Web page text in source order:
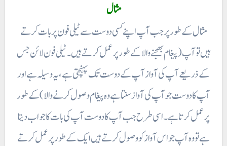
مثال
مثال کے طور پر جب آپ اپنے کسی دوست سے ٹیلی فون پر بات کرتے
ہیں تو آپ ( پیغام بھجنے والا کے طور پر عمل کرتے ہیں ۔ ٹیلی فون لائن جس
کے ذریعے آپ کی آواز آپ کے دوست تک پہنچتی ہے، یہ وسیلہ ہے اور
آپ کا دوست جو آپ کی آواز سنتا ہے وہ پیغام وصول کرنے والا ) کے طور
پر عمل کرتا ہے۔ اسی طرح جب آپ کا دوست آپ کی بات کا جواب دیتا
ہے تو وہ آپ جو اس آواز کو وصول کرتے ہیں ایک کے طور پر عمل کرتے